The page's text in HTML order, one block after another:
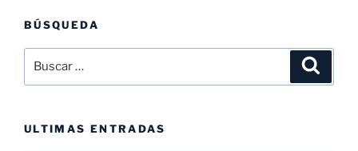
BÚSQUEDA
por:
ULTIMAS ENTRADAS